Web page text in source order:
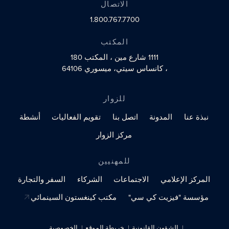
الاتصال
1.800.767.7700
المكتب
1111 شارع مين
، المكتب 180
، كانساس سيتي، ميسوري 64106
للزوار
نبذة عنا
المدونة اتصل بنا تقويم الفعاليات
أنشطة
مركز الزوار
للمهنيين
المركز الإعلامي
الاجتماعات الشركاء
السفر والتجارة
مؤسسة "فيزيت كي سي"
مكتب كينغستون السينمائي